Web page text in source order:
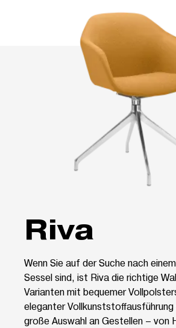
Riva
Wenn Sie auf der Suche nach
Sessel sind, ist Riva die richtige
Varianten mit bequemer
eleganter
große Auswahl an Gestellen – von